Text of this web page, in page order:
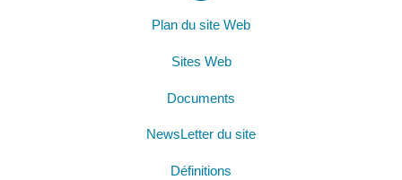
Plan du site Web
Sites Web
Documents
NewsLetter du site
Définitions